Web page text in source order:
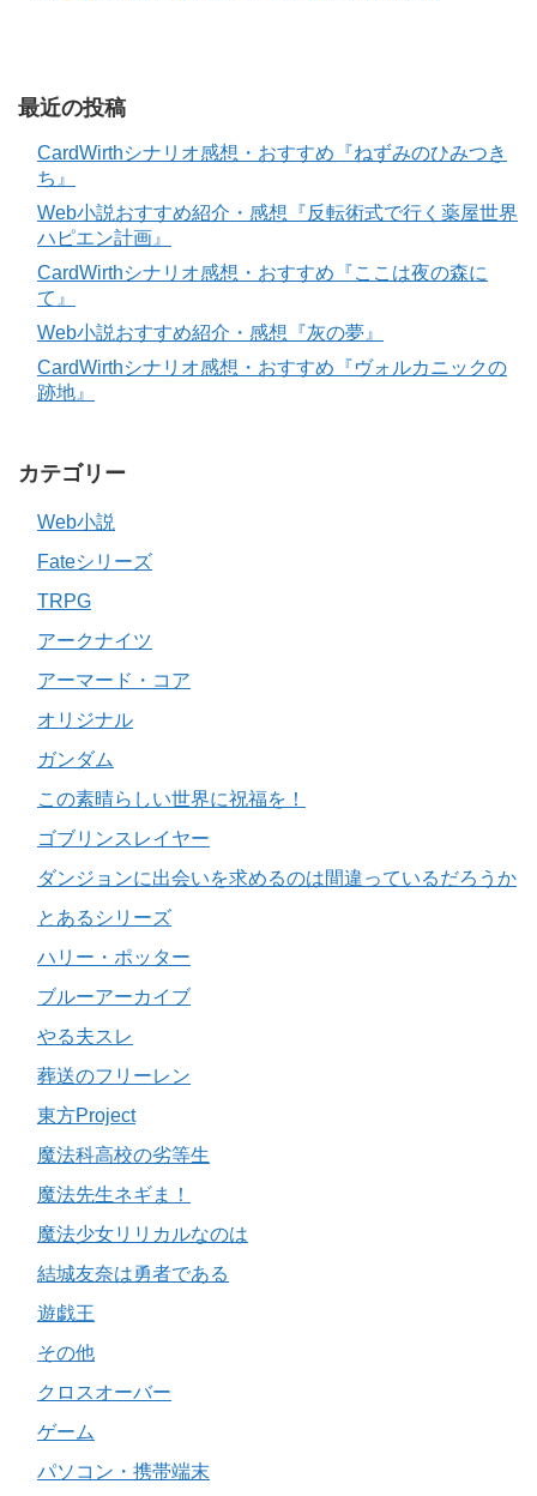
最近の投稿
CardWirthシナリオ感想・おすすめ『ねずみのひみつき
ち』
Web小説おすすめ紹介・感想『反転術式で行く薬屋世界
ハピエン計画』
CardWirthシナリオ感想・おすすめ『ここは夜の森に
て』
Web小説おすすめ紹介・感想『灰の夢』
CardWirthシナリオ感想・おすすめ『ヴォルカニックの
跡地』
カテゴリー
Web小説
Fateシリーズ
TRPG
アークナイツ
アーマード・コア
オリジナル
ガンダム
この素晴らしい世界に祝福を！
ゴブリンスレイヤー
ダンジョンに出会いを求めるのは間違っているだろうか
とあるシリーズ
ハリー・ポッター
ブルーアーカイブ
やる夫スレ
葬送のフリーレン
東方Project
魔法科高校の劣等生
魔法先生ネギま！
魔法少女リリカルなのは
結城友奈は勇者である
遊戯王
その他
クロスオーバー
ゲーム
パソコン・携帯端末